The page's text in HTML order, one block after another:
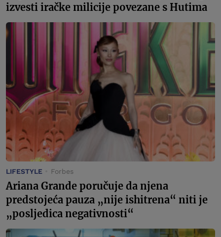
izvesti iračke milicije povezane s Hutima
LIFESTYLE Forbes
Ariana Grande poručuje da njena
predstojeća pauza „nije ishitrena“ niti je
„posljedica negativnosti“